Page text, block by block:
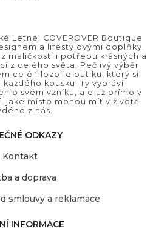
Letné, COVEROVER Boutique
a lifestylovými doplňky,
maličkostí i potřebu krásných a
z celého světa. Pečlivý výběr
celé filozofie butiku, který si
kousku. Ty vypráví
o svém vzniku, ale už přímo v
jaké místo mohou mít v životě
z nás.
ODKAZY
Kontakt
a doprava
smlouvy a reklamace
INFORMACE